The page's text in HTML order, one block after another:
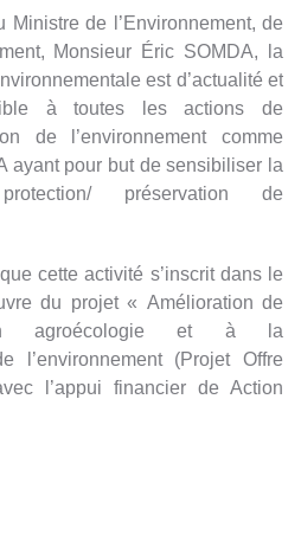
Ministre de l’Environnement, de
Monsieur Éric SOMDA, la
est d’actualité et
à toutes les actions de
de l’environnement comme
ayant pour but de sensibiliser la
préservation de
cette activité s’inscrit dans le
du projet « Amélioration de
agroécologie et à la
l’environnement (Projet Offre
l’appui financier de Action